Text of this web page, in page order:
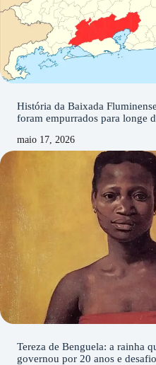
História da Baixada
foram empurrados para longe
maio 17, 2026
Tereza de Benguela: a rainha
governou por 20 anos e